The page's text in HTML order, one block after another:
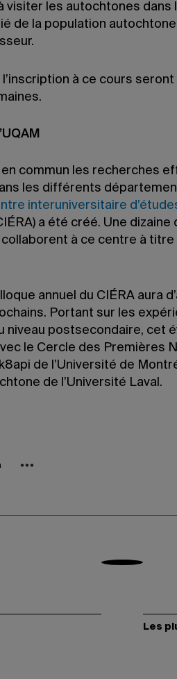
visiter les autochtones dans
de la population autochtone
à ce cours
commun les recherches
les différents
interuniversitaire
a été créé. Une
à ce centre à
annuel du CIÉRA aura
Portant sur les
niveau postsecondaire, cet
le Cercle des Premières
de l’Université de
de l’Université Laval.
Les